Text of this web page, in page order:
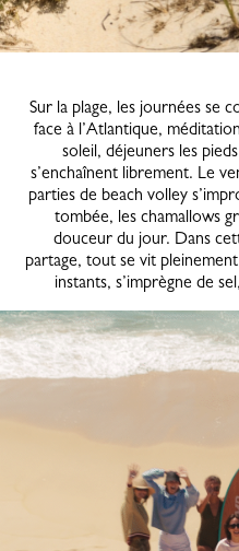
Sur la plage, les journées se
face à l’Atlantique,
soleil, déjeuners les
s’enchaînent librement. Le
parties de beach volley
tombée, les chamallows
douceur du jour. Dans
partage, tout se vit
instants, s’imprègne de